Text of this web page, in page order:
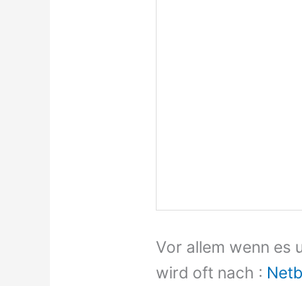
Vor allem wenn es
wird oft nach :